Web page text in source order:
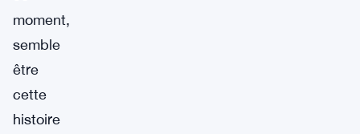
moment,
semble
être
cette
histoire